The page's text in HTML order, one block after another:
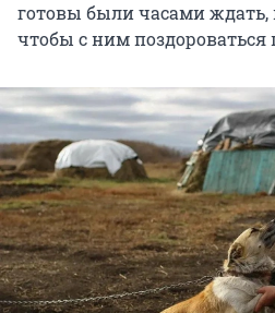
готовы были часами ждать,
чтобы с ним поздороваться